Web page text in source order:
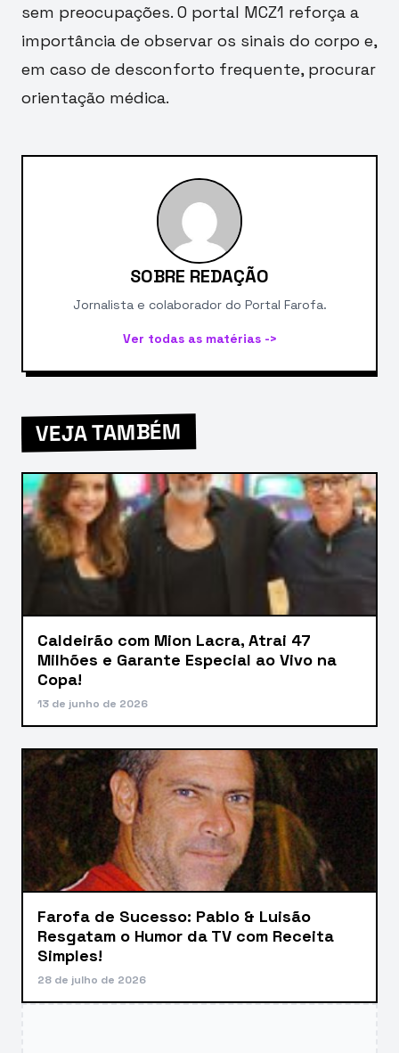
sem preocupações. O portal MCZ1 reforça a
importância de observar os sinais do corpo e,
em caso de desconforto frequente, procurar
orientação médica.
SOBRE REDAÇÃO
Jornalista e colaborador do Portal Farofa.
Ver todas as matérias ->
VEJA TAMBÉM
Caldeirão com Mion Lacra, Atrai 47
Milhões e Garante Especial ao Vivo na
Copa!
13 de junho de 2026
Farofa de Sucesso: Pablo & Luisão
Resgatam o Humor da TV com Receita
Simples!
28 de julho de 2026